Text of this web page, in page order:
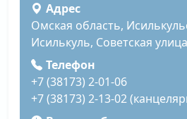
Адрес
Омская область,
Исилькуль, Советская
Телефон
+7 (38173) 2-01-06
+7 (38173) 2-13-02